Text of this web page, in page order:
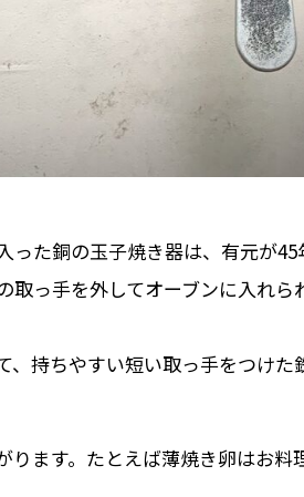
た銅の玉子焼き器は、有元が
っ手を外してオーブンに入れら
、持ちやすい短い取っ手をつけ
ます。たとえば薄焼き卵はお料